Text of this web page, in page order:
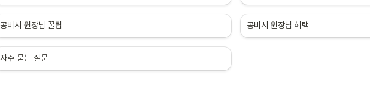
공비서 원장님 꿀팁 공비서 원장님 혜택
자주 묻는 질문